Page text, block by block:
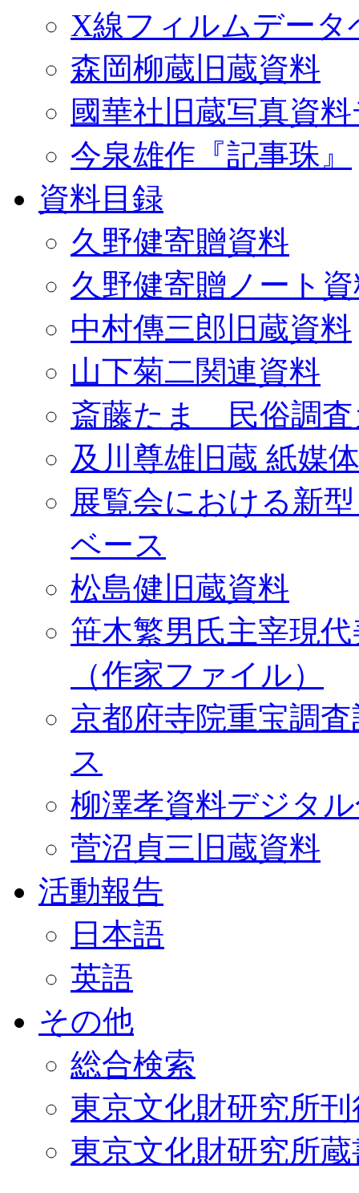
X線フィルムデータ
森岡柳蔵旧蔵資料
國華社旧蔵写真資
今泉雄作『記事珠』
資料目録
久野健寄贈資料
久野健寄贈ノート
中村傳三郎旧蔵資料
山下菊二関連資料
斎藤たま 民俗調査
及川尊雄旧蔵 紙媒
展覧会における新
ベース
松島健旧蔵資料
笹木繁男氏主宰現
（作家ファイル）
京都府寺院重宝調
ス
柳澤孝資料デジタ
菅沼貞三旧蔵資料
活動報告
日本語
英語
その他
総合検索
東京文化財研究所
東京文化財研究所